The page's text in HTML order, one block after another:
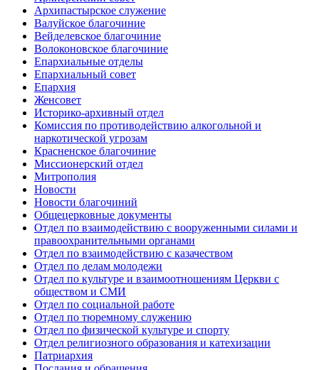
Архипастырское служение
Валуйское благочиние
Вейделевское благочиние
Волоконовское благочиние
Епархиальные отделы
Епархиальный совет
Епархия
Женсовет
Историко-архивный отдел
Комиссия по противодействию алкогольной и
наркотической угрозам
Красненское благочиние
Миссионерский отдел
Митрополия
Новости
Новости благочиний
Общецерковные документы
Отдел по взаимодействию с вооруженными силами и
правоохранительными органами
Отдел по взаимодействию с казачеством
Отдел по делам молодежи
Отдел по культуре и взаимоотношениям Церкви с
обществом и СМИ
Отдел по социальной работе
Отдел по тюремному служению
Отдел по физической культуре и спорту
Отдел религиозного образования и катехизации
Патриархия